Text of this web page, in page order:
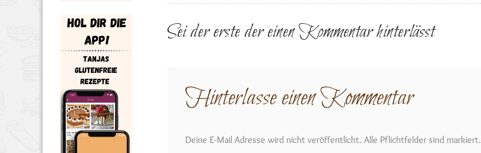
Sei der erste der einen Kommentar hinterlässt
Hinterlasse einen Kommentar
Deine E-Mail Adresse wird nicht veröffentlicht. Alle Pflichtfelder sind markiert.